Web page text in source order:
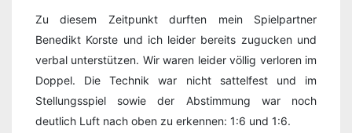
Zu diesem Zeitpunkt durften mein Spielpartner
Benedikt Korste und ich leider bereits zugucken und
verbal unterstützen. Wir waren leider völlig verloren im
Doppel. Die Technik war nicht sattelfest und im
Stellungsspiel sowie der Abstimmung war noch
deutlich Luft nach oben zu erkennen: 1:6 und 1:6.